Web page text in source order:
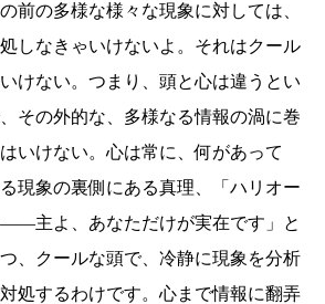
前の多様な様々な現象に対しては、
しなきゃいけないよ。それはクール
けない。つまり、頭と心は違うとい
その外的な、多様なる情報の渦に巻
いけない。心は常に、何があって
現象の裏側にある真理、「ハリオー
主よ、あなただけが実在です」と
、クールな頭で、冷静に現象を分析
処するわけです。心まで情報に翻弄